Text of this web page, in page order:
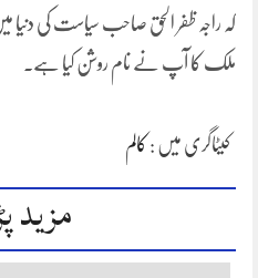
کہ راجہ ظفر الحق صاحب سیاست کی دنیا
ملک کا آپ نے نام روشن کیا ہے۔
کیٹاگری میں : کالم
مزید